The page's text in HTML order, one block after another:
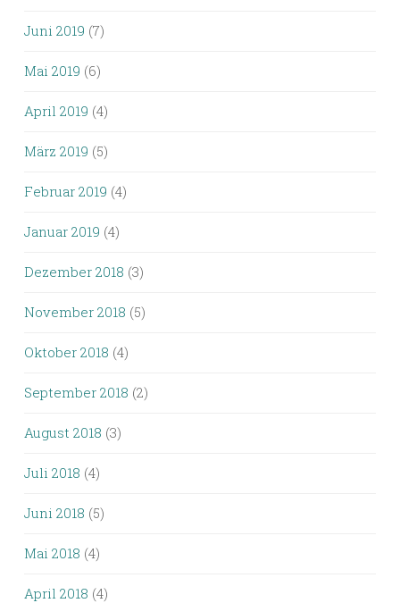
Juni 2019 (7)
Mai 2019 (6)
April 2019 (4)
März 2019 (5)
Februar 2019 (4)
Januar 2019 (4)
Dezember 2018 (3)
November 2018 (5)
Oktober 2018 (4)
September 2018 (2)
August 2018 (3)
Juli 2018 (4)
Juni 2018 (5)
Mai 2018 (4)
April 2018 (4)